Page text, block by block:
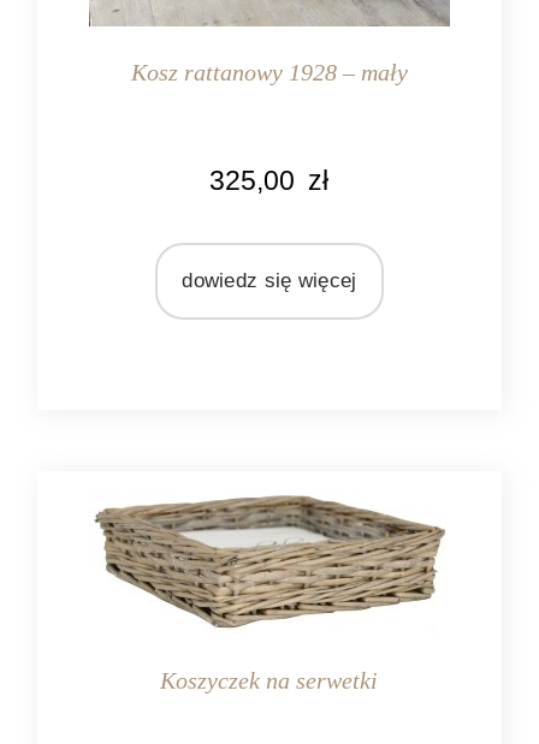
Kosz rattanowy 1928 – mały
325,00 zł
dowiedz się więcej
Koszyczek na serwetki